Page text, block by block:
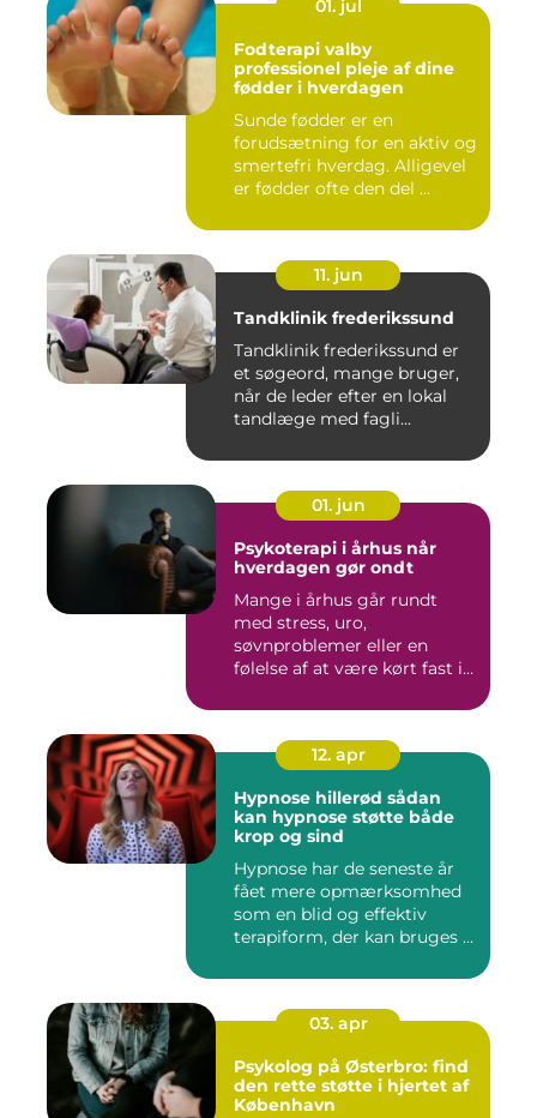
01. jul
Fodterapi valby
professionel pleje af dine
fødder i hverdagen
Sunde fødder er en
forudsætning for en aktiv og
smertefri hverdag. Alligevel
er fødder ofte den del ...
11. jun
Tandklinik frederikssund
Tandklinik frederikssund er
et søgeord, mange bruger,
når de leder efter en lokal
tandlæge med fagli...
01. jun
Psykoterapi i århus når
hverdagen gør ondt
Mange i århus går rundt
med stress, uro,
søvnproblemer eller en
følelse af at være kørt fast i
12. apr
Hypnose hillerød sådan
kan hypnose støtte både
krop og sind
Hypnose har de seneste år
fået mere opmærksomhed
som en blid og effektiv
terapiform, der kan bruges ...
03. apr
Psykolog på Østerbro: find
den rette støtte i hjertet af
København